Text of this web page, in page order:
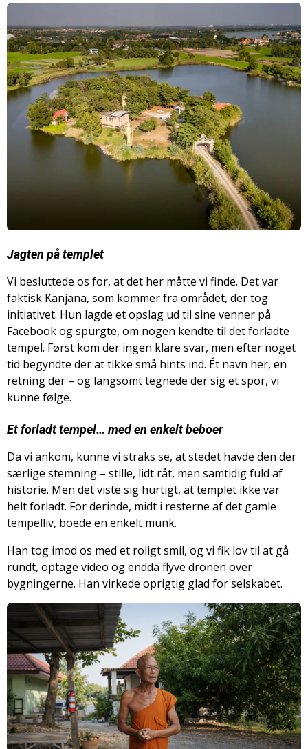
Jagten på templet
Vi besluttede os for, at det her måtte vi finde. Det var
faktisk Kanjana, som kommer fra området, der tog
initiativet. Hun lagde et opslag ud til sine venner på
Facebook og spurgte, om nogen kendte til det forladte
tempel. Først kom der ingen klare svar, men efter noget
tid begyndte der at tikke små hints ind. Ét navn her, en
retning der – og langsomt tegnede der sig et spor, vi
kunne følge.
Et forladt tempel… med en enkelt beboer
Da vi ankom, kunne vi straks se, at stedet havde den der
særlige stemning – stille, lidt råt, men samtidig fuld af
historie. Men det viste sig hurtigt, at templet ikke var
helt forladt. For derinde, midt i resterne af det gamle
tempelliv, boede en enkelt munk.
Han tog imod os med et roligt smil, og vi fik lov til at gå
rundt, optage video og endda flyve dronen over
bygningerne. Han virkede oprigtig glad for selskabet.